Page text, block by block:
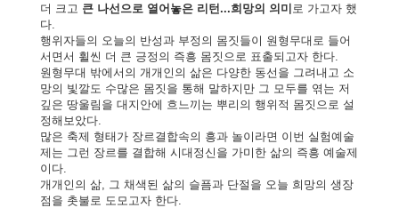
더 크고 큰 나선으로 열어놓은 리턴...희망의 의미 로 가고자 했
다.
행위자들의 오늘의 반성과 부정의 몸짓들이 원형무대로 들어
서면서 휠씬 더 큰 긍정의 즉흥 몸짓으로 표출되고자 한다.
원형무대 밖에서의 개개인의 삶은 다양한 동선을 그려내고 소
망의 빛깔도 수많은 몸짓을 통해 말하지만 그 모두를 엮는 저
깊은 땅울림을 대지안에 흐느끼는 뿌리의 행위적 몸짓으로 설
정해보았다.
많은 축제 형태가 장르결합속의 흥과 놀이라면 이번 실험예술
제는 그런 장르를 결합해 시대정신을 가미한 삶의 즉흥 예술제
이다.
개개인의 삶, 그 채색된 삶의 슬픔과 단절을 오늘 희망의 생장
점을 촛불로 도모고자 한다.